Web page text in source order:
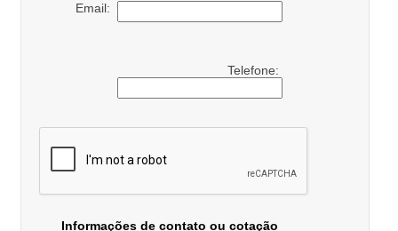
Email:
Telefone:
Informações de contato ou cotação